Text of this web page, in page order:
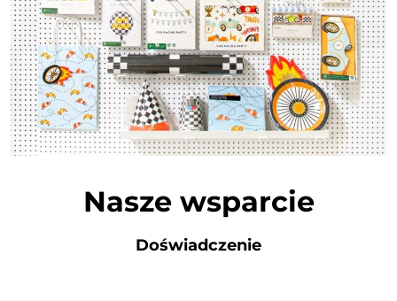
Nasze wsparcie
Doświadczenie